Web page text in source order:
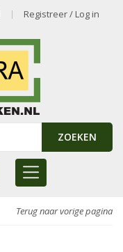
Registreer / Log in
ZOEKEN
Terug naar vorige pagina